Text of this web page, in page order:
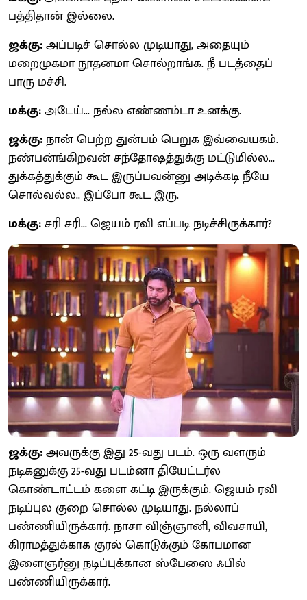
பத்திதான் இல்லை.
ஜக்கு:அப்படிச் சொல்ல முடியாது, அதையும்
மறைமுகமா நூதனமா சொல்றாங்க. நீ படத்தைப்
பாரு மச்சி.
மக்கு:அடேய்... நல்ல எண்ணம்டா உனக்கு.
ஜக்கு:நான் பெற்ற துன்பம் பெறுக இவ்வையகம்.
நண்பன்ங்கிறவன் சந்தோஷத்துக்கு மட்டுமில்ல...
துக்கத்துக்கும் கூட இருப்பவன்னு அடிக்கடி நீயே
சொல்வல்ல.. இப்போ கூட இரு.
மக்கு:சரி சரி... ஜெயம் ரவி எப்படி நடிச்சிருக்கார்?
ஜக்கு:அவருக்கு இது 25-வது படம். ஒரு வளரும்
நடிகனுக்கு 25-வது படம்னா தியேட்டர்ல
கொண்டாட்டம் களை கட்டி இருக்கும். ஜெயம் ரவி
நடிப்புல குறை சொல்ல முடியாது. நல்லாப்
பண்ணியிருக்கார். நாசா விஞ்ஞானி, விவசாயி,
கிராமத்துக்காக குரல் கொடுக்கும் கோபமான
இளைஞர்னு நடிப்புக்கான ஸ்பேஸை ஃபில்
பண்ணியிருக்கார்.